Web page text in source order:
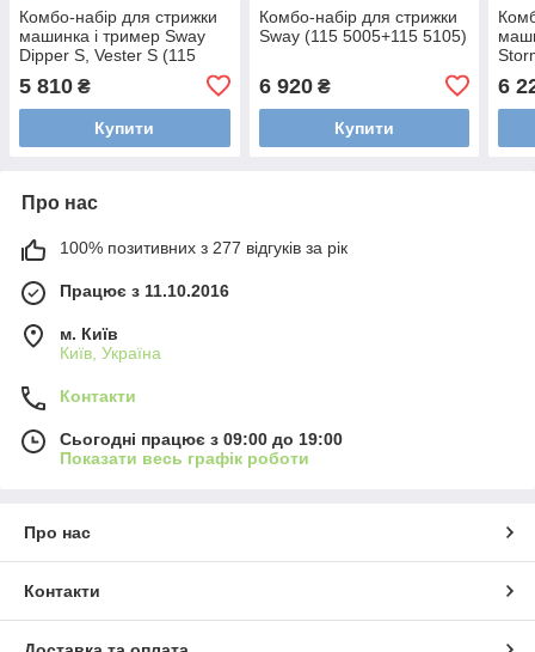
Комбо-набір для стрижки
машинка і тример Sway
Dipper S, Vester S (115
5 810 ₴
Купити
Комбо-набір для стрижки
Sway (115 5005+115 5105)
6 920₴
Купити
6
Про нас
100% позитивних з 277 відгуків за рік
Працює з 11.10.2016
м. Київ
Київ, Україна
Контакти
Сьогодні працює з 09:00 до 19:00
Показати весь графік роботи
Про нас
Контакти